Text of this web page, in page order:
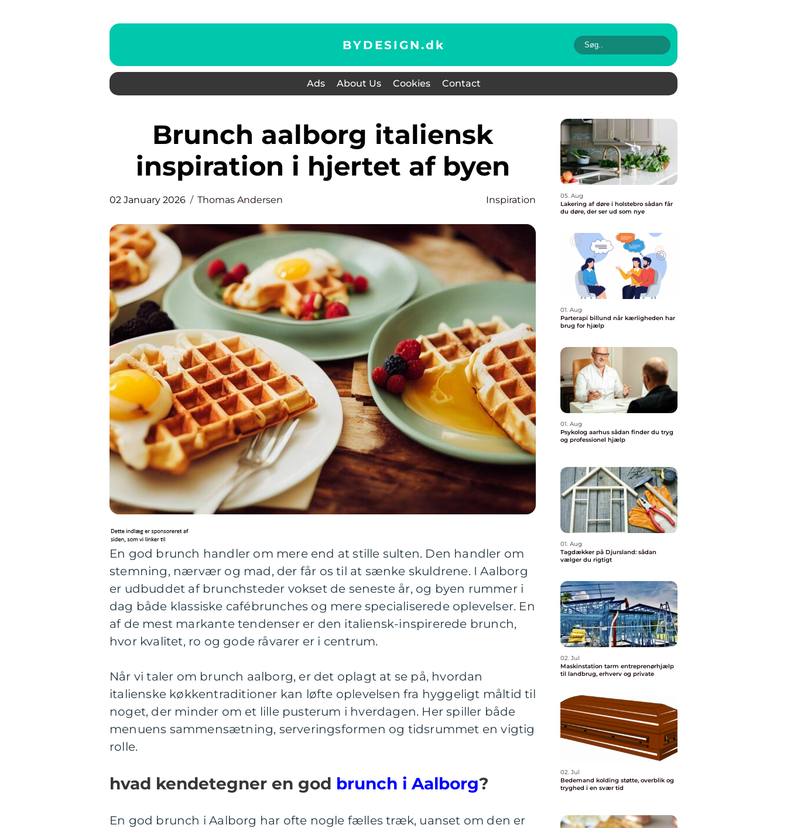
BYDESIGN.dk
Ads About Us Cookies Contact
Brunch aalborg italiensk
inspiration i hjertet af byen
02 January 2026 Thomas Andersen Inspiration
En god brunch handler om mere end at stille sulten. Den handler om
stemning, nærvær og mad, der får os til at sænke skuldrene. I Aalborg
er udbuddet af brunchsteder vokset de seneste år, og byen rummer i
dag både klassiske cafébrunches og mere specialiserede oplevelser. En
af de mest markante tendenser er den italiensk-inspirerede brunch,
hvor kvalitet, ro og gode råvarer er i centrum.
Når vi taler om brunch aalborg, er det oplagt at se på, hvordan
italienske køkkentraditioner kan løfte oplevelsen fra hyggeligt måltid til
noget, der minder om et lille pusterum i hverdagen. Her spiller både
menuens sammensætning, serveringsformen og tidsrummet en vigtig
rolle.
hvad kendetegner en god brunch i Aalborg?
En god brunch i Aalborg har ofte nogle fælles træk, uanset om den er
05. Aug
Lakering af døre i holstebro sådan får
du døre, der ser ud som nye
01. Aug
Parterapi billund når kærligheden har
brug for hjælp
01. Aug
Psykolog aarhus sådan finder du tryg
og professionel hjælp
01. Aug
Tagdækker på Djursland: sådan
vælger du rigtigt
02. Jul
Maskinstation tarm entreprenørhjælp
til landbrug, erhverv og private
02. Jul
Bedemand kolding støtte, overblik og
tryghed i en svær tid